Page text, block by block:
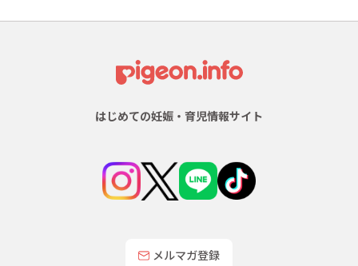
はじめての妊娠・育児情報サイト
メルマガ登録